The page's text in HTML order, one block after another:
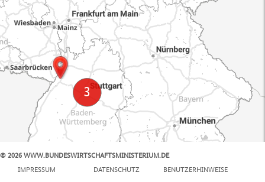
© 2026 WWW.BUNDESWIRTSCHAFTSMINISTERIUM.DE
IMPRESSUM
DATENSCHUTZ BENUTZERHINWEISE